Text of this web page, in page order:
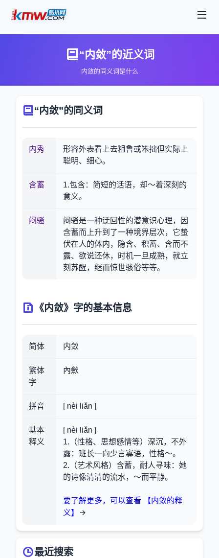
“内敛”的近义词
内敛的同义词是什么
“内敛”的同义词
内秀
形容外表看上去粗鲁或笨拙但实际上
聪明、细心。
含蓄
1.包含：简短的话语，却～着深刻的
意义。
闷骚
闷骚是一种迂回性的潜意识心理，因
含蓄而上升到了一种境界层次，它蛰
伏在人的体内，隐含、积蓄、含而不
露、欲说还休，时机一旦成熟，就立
刻苏醒，继而惊世骇俗等等。
《内敛》字的基本信息
简体 内敛
繁体
字
內歛
拼音 [ nèi liǎn ]
基本
释义
[ nèi liǎn ]
1.（性格、思想感情等）深沉，不外
露：班长一向少言寡语，性格～。
2.（艺术风格）含蓄，耐人寻味：她
的诗像清清的流水，～而平静。
要了解更多，可以查看 【内敛的释
义】
最近搜索